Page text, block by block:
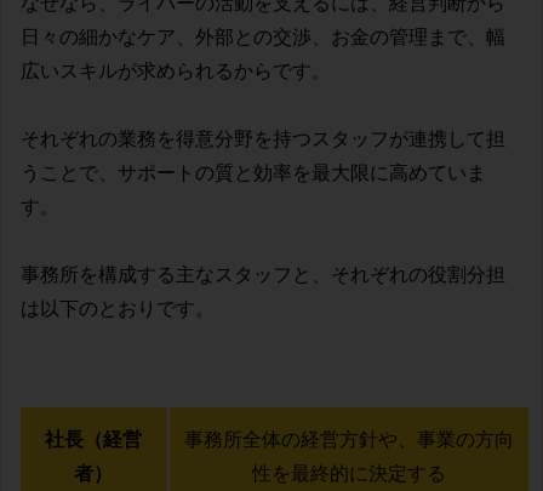
日々の細かなケア、外部との交渉、お金の管理まで、幅
広いスキルが求められるからです。
それぞれの業務を得意分野を持つスタッフが連携して担
うことで、サポートの質と効率を最大限に高めていま
す。
事務所を構成する主なスタッフと、それぞれの役割分担
は以下のとおりです。
社長（経営
者）
事務所全体の経営方針や、事業の方向
性を最終的に決定する